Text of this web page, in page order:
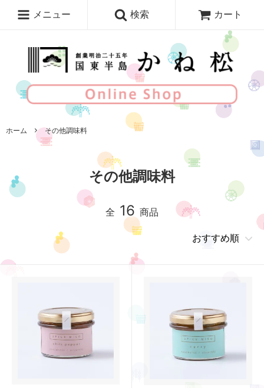
メニュー 検索 カート
ホーム その他調味料
その他調味料
全 16 商品